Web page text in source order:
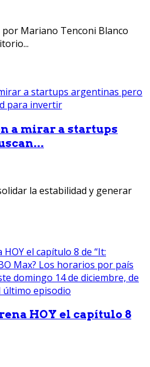
Mariano Tenconi Blanco
a mirar a startups
la estabilidad y generar
HOY el capítulo 8